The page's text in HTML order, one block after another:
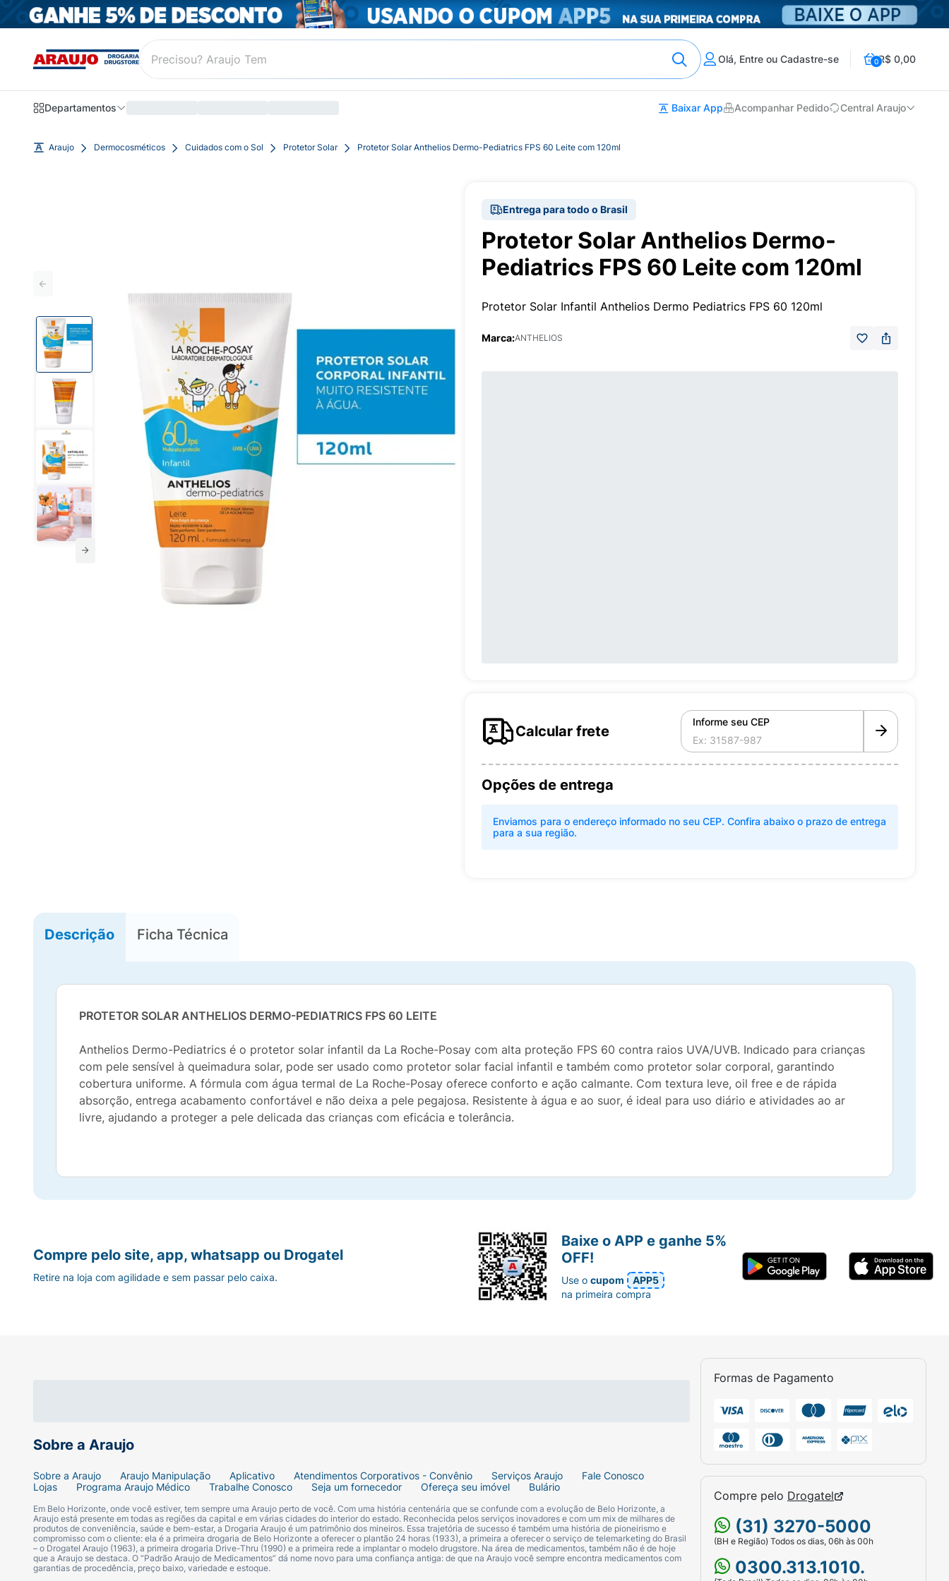
Olá, Entre ou Cadastre-se 0R$ 0,00
Departamentos Baixar App Acompanhar Pedido Central Araujo
Araujo Dermocosméticos Cuidados com o Sol Protetor Solar Protetor Solar Anthelios Dermo-Pediatrics FPS 60 Leite com 120ml
Entrega para todo o Brasil
Protetor Solar Anthelios Dermo-
Pediatrics FPS 60 Leite com 120ml
Protetor Solar Infantil Anthelios Dermo Pediatrics FPS 60 120ml
Marca:ANTHELIOS
Calcular frete
Informe seu CEP
Opções de entrega
Enviamos para o endereço informado no seu CEP. Confira abaixo o prazo de entrega
para a sua região.
Descrição Ficha Técnica
PROTETOR SOLAR ANTHELIOS DERMO-PEDIATRICS FPS 60 LEITE
Anthelios Dermo-Pediatrics é o protetor solar infantil da La Roche-Posay com alta proteção FPS 60 contra raios UVA/UVB. Indicado para crianças
com pele sensível à queimadura solar, pode ser usado como protetor solar facial infantil e também como protetor solar corporal, garantindo
cobertura uniforme. A fórmula com água termal de La Roche-Posay oferece conforto e ação calmante. Com textura leve, oil free e de rápida
absorção, entrega acabamento confortável e não deixa a pele pegajosa. Resistente à água e ao suor, é ideal para uso diário e atividades ao ar
livre, ajudando a proteger a pele delicada das crianças com eficácia e tolerância.
Sobre a Araujo
Sobre a Araujo Araujo Manipulação Aplicativo Atendimentos Corporativos - Convênio Serviços Araujo
Fale Conosco
Lojas
Programa Araujo Médico Trabalhe Conosco Seja um fornecedor Ofereça seu imóvel Bulário
Em Belo Horizonte, onde você estiver, tem sempre uma Araujo perto de você. Com uma história centenária que se confunde com a evolução de Belo Horizonte, a
Araujo está presente em todas as regiões da capital e em várias cidades do interior do estado. Reconhecida pelos serviços inovadores e com um mix de milhares de
produtos de conveniência, saúde e bem-estar, a Drogaria Araujo é um patrimônio dos mineiros. Essa trajetória de sucesso é também uma história de pioneirismo e
compromisso com o cliente: ela é a primeira drogaria de Belo Horizonte a oferecer o plantão 24 horas (1933), a primeira a oferecer o serviço de telemarketing do Brasil
– o Drogatel Araujo (1963), a primeira drogaria Drive-Thru (1990) e a primeira rede a implantar o modelo drugstore. Na área de medicamentos, também não é de hoje
que a Araujo se destaca. O “Padrão Araujo de Medicamentos” dá nome novo para uma confiança antiga: de que na Araujo você sempre encontra medicamentos com
garantias de procedência, preço baixo, variedade e estoque.
Formas de Pagamento
Compre pelo Drogatel
(31) 3270-5000
(BH e Região) Todos os dias, 06h às 00h
0300.313.1010.
Compre pelo site, app, whatsapp ou Drogatel
Retire na loja com agilidade e sem passar pelo caixa.
Baixe o APP e ganhe 5%
OFF!
Use ocupom
APP5
na primeira compra